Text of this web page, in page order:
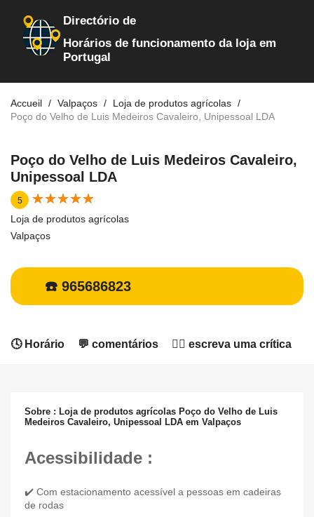
Directório de
Horários de funcionamento da loja em
Portugal
Accueil Valpaços
Loja de produtos agrícolas
Poço do Velho de Luis Medeiros Cavaleiro, Unipessoal LDA
Poço do Velho de Luis Medeiros Cavaleiro,
Unipessoal LDA
5 ★★★★★
★★★★★
Loja de produtos agrícolas
Valpaços
☎️ 965686823
🕓 Horário 💬 comentários ✍🏻 escreva uma crítica
Sobre : Loja de produtos agrícolas Poço do Velho de Luis
Medeiros Cavaleiro, Unipessoal LDA em Valpaços
Acessibilidade :
✔️ Com estacionamento acessível a pessoas em cadeiras
de rodas